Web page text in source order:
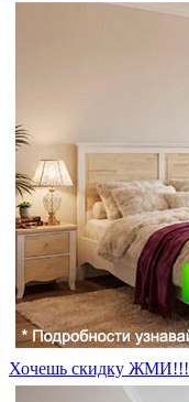
Хочешь скидку ЖМИ!!!